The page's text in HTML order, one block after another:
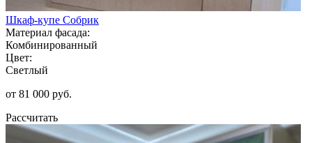
Шкаф-купе Собрик
Материал фасада:
Комбинированный
Цвет:
Светлый
от 81 000 руб.
Рассчитать